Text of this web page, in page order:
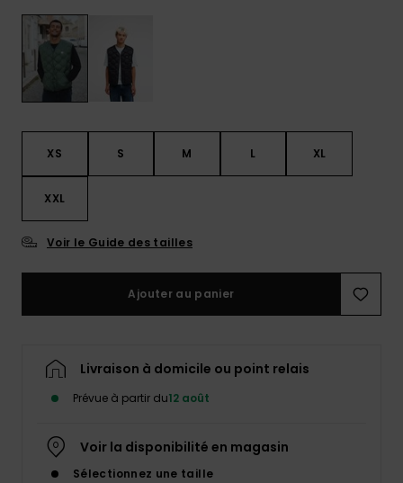
les plus
formulaire
Consulter
la FAQ
XS S M L XL
XXL
Voir le Guide des tailles
Ajouter au panier
Livraison à domicile ou point relais
Prévue à partir du12 août
Voir la disponibilité en magasin
Sélectionnez une taille